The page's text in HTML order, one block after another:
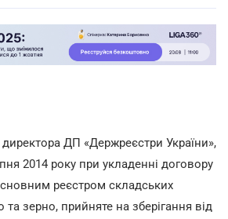
ДП «Держреєстри України»,
2014 року при укладенні договору
реєстром складських
та зерно, прийняте на зберігання від